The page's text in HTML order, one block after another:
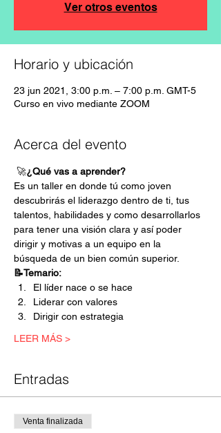
Ver otros eventos
Horario y ubicación
23 jun 2021, 3:00 p.m. – 7:00 p.m. GMT-5
Curso en vivo mediante ZOOM
Acerca del evento
🚀¿Qué vas a aprender?
Es un taller en donde tú como joven
descubrirás el liderazgo dentro de ti, tus
talentos, habilidades y como desarrollarlos
para tener una visión clara y así poder
dirigir y motivas a un equipo en la
búsqueda de un bien común superior.
📝Temario:
El líder nace o se hace
Liderar con valores
Dirigir con estrategia
LEER MÁS >
Entradas
Venta finalizada